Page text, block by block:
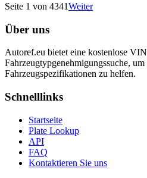
Seite 1 von 4341Weiter
Über uns
Autoref.eu bietet eine kostenlose
Fahrzeugtypgenehmigungssuche,
Fahrzeugspezifikationen zu helfen.
Schnelllinks
Startseite
Plate Lookup
API
FAQ
Kontaktieren Sie uns